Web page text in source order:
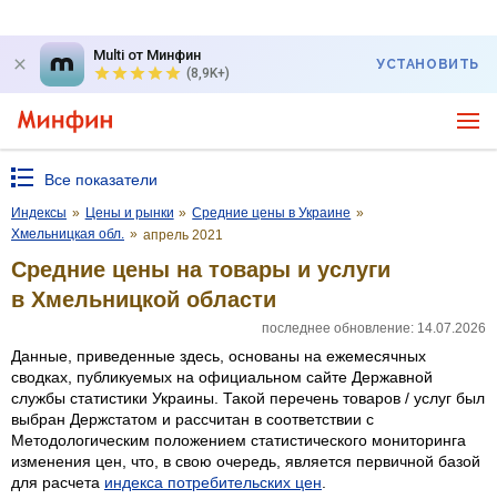
Multi от Минфин
(8,9K+)
УСТАНОВИТЬ
Все показатели
Индексы » Цены и рынки » Средние цены в Украине »
Хмельницкая обл. » апрель 2021
Средние цены на товары и услуги
в Хмельницкой области
последнее обновление: 14.07.2026
Данные, приведенные здесь, основаны на ежемесячных
сводках, публикуемых на официальном сайте Державной
службы статистики Украины. Такой перечень товаров / услуг был
выбран Держстатом и рассчитан в соответствии с
Методологическим положением статистического мониторинга
изменения цен, что, в свою очередь, является первичной базой
для расчета индекса потребительских цен